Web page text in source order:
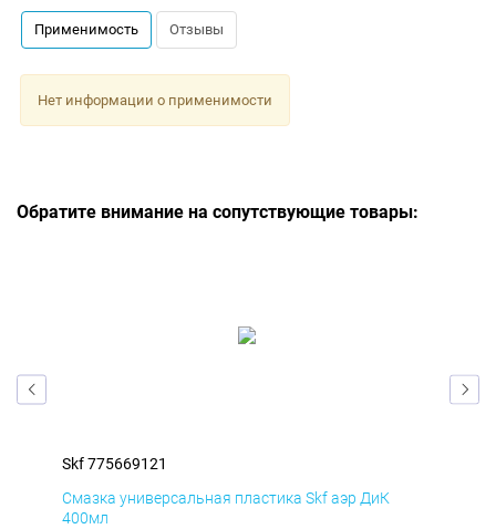
Применимость Отзывы
Нет информации о применимости
Обратите внимание на сопутствующие товары:
Skf 775669121
Смазка универсальная пластика Skf аэр ДиК
400мл